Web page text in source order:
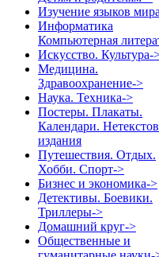
Изучение языков
Информатика
Компьютерная
Искусство. Культура-
Медицина.
Здравоохранение->
Наука. Техника->
Постеры. Плакаты.
Календари.
издания
Путешествия. Отдых.
Хобби. Спорт->
Бизнес и экономика->
Детективы. Боевики.
Триллеры->
Домашний круг->
Общественные и